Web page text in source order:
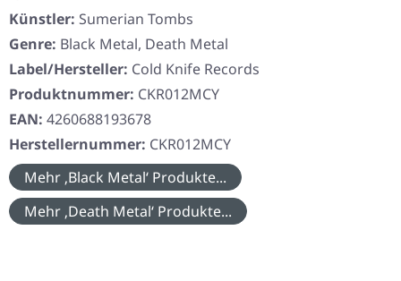
Künstler: Sumerian Tombs
Genre: Black Metal, Death Metal
Label/Hersteller: Cold Knife Records
Produktnummer: CKR012MCY
EAN: 4260688193678
Herstellernummer: CKR012MCY
Mehr ‚Black Metal‘ Produkte...
Mehr ‚Death Metal‘ Produkte...